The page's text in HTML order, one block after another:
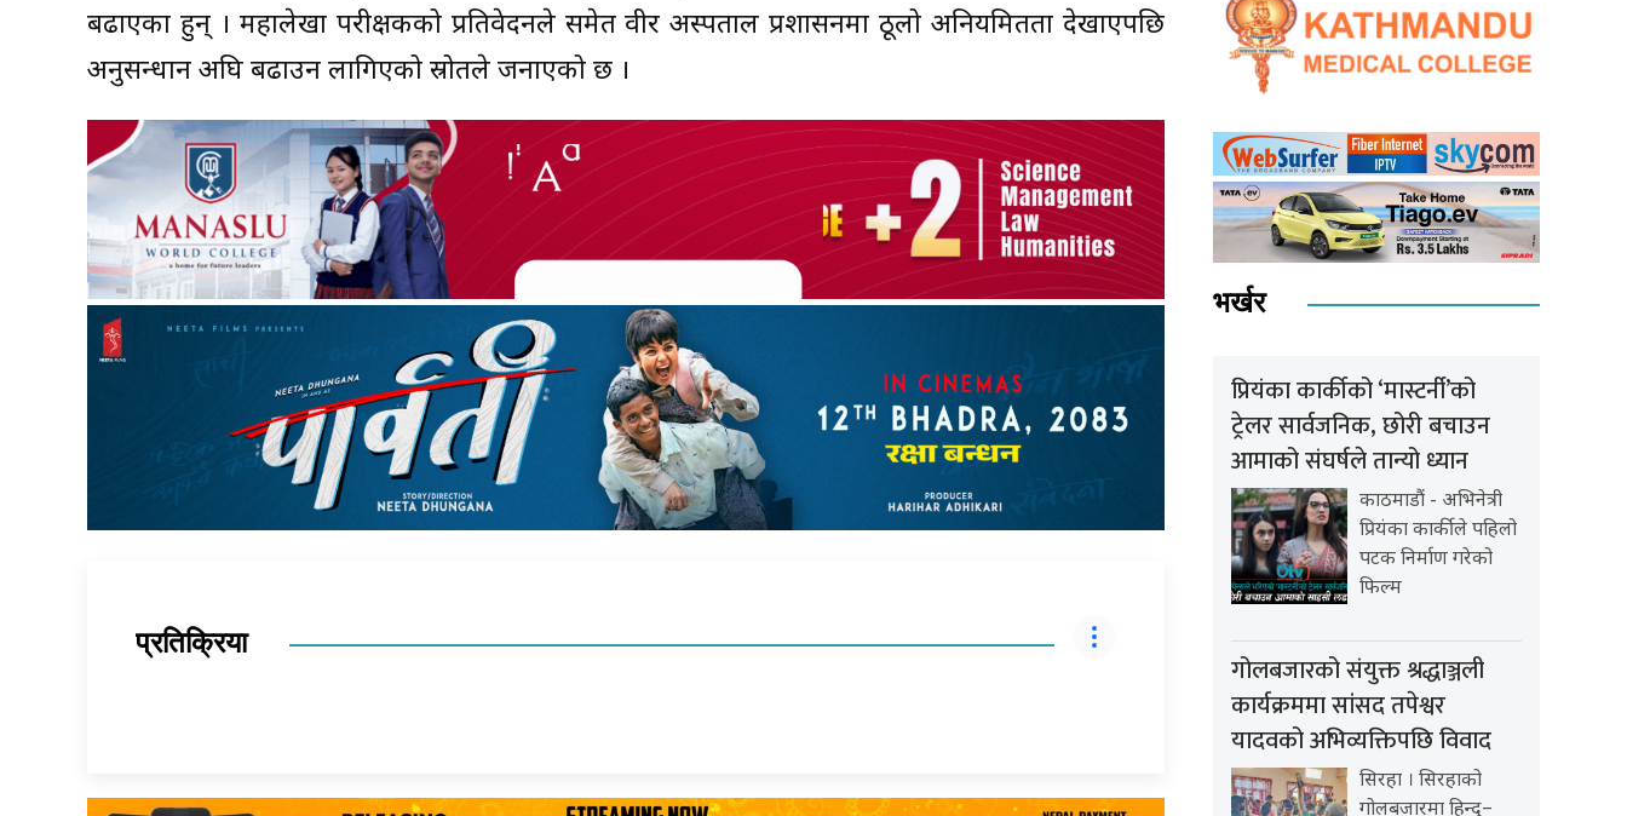
बढाएका हुन् । महालेखा परीक्षकको प्रतिवेदनले समेत वीर अस्पताल प्रशासनमा ठूलो अनियमितता देखाएपछि
अनुसन्धान अघि बढाउन लागिएको स्रोतले जनाएको छ ।
प्रतिक्रिया
भर्खर
प्रियंका कार्कीको ‘मास्टर्नी’को
ट्रेलर सार्वजनिक, छोरी बचाउन
आमाको संघर्षले तान्यो ध्यान
काठमाडौं - अभिनेत्री
प्रियंका कार्कीले पहिलो
पटक निर्माण गरेको
फिल्म
गोलबजारको संयुक्त श्रद्धाञ्जली
कार्यक्रममा सांसद तपेश्वर
यादवको अभिव्यक्तिपछि विवाद
सिरहा । सिरहाको